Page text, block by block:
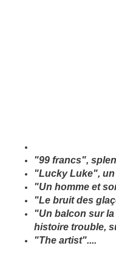
"99 francs",
"Lucky Luke", un
"Un homme et
"Le bruit des
"Un balcon sur
histoire trouble,
"The artist"....